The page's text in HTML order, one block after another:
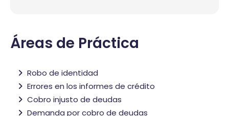
Áreas de Práctica
Robo de identidad
Errores en los informes de crédito
Cobro injusto de deudas
Demanda por cobro de deudas